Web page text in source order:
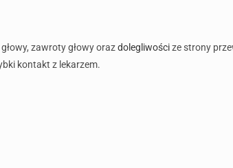
zawroty głowy orazdolegliwościze strony
kontakt z lekarzem.